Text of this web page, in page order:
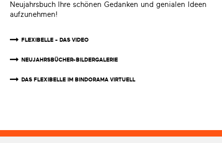
Neujahrsbuch Ihre schönen Gedanken und genialen Ideen
aufzunehmen!
FLEXIBELLE - DAS VIDEO
NEUJAHRSBÜCHER-BILDERGALERIE
DAS FLEXIBELLE IM BINDORAMA VIRTUELL